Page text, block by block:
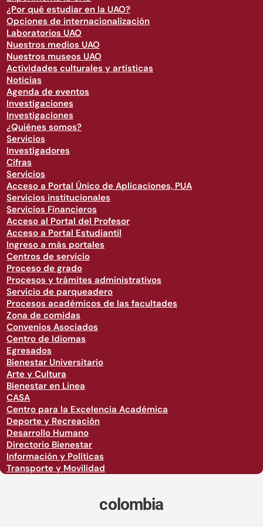
¿Por qué estudiar en la UAO?
Opciones de internacionalización
Laboratorios UAO
Nuestros medios UAO
Nuestros museos UAO
Actividades culturales y artísticas
Noticias
Agenda de eventos
Investigaciones
Investigaciones
¿Quiénes somos?
Servicios
Investigadores
Cifras
Servicios
Acceso a Portal Único de Aplicaciones, PUA
Servicios institucionales
Servicios Financieros
Acceso al Portal del Profesor
Acceso a Portal Estudiantil
Ingreso a más portales
Centros de servicio
Proceso de grado
Procesos y trámites administrativos
Servicio de parqueadero
Procesos académicos de las facultades
Zona de comidas
Convenios Asociados
Centro de Idiomas
Egresados
Bienestar Universitario
Arte y Cultura
Bienestar en Linea
CASA
Centro para la Excelencia Académica
Deporte y Recreación
Desarrollo Humano
Directorio Bienestar
Información y Políticas
Transporte y Movilidad
colombia